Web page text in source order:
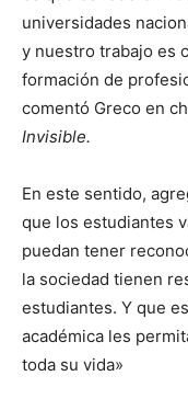
universidades
y nuestro trabajo es
formación de
comentó Greco en
Invisible.
En este sentido,
que los estudiantes
puedan tener
la sociedad tienen
estudiantes. Y que
académica les
toda su vida»